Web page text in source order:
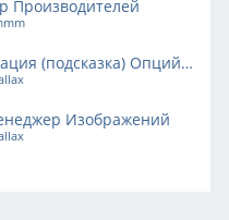
Производителей
Информация (подсказка) Опций и Атрибутов
Изображений